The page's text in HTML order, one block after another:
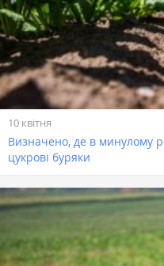
10 квітня
Визначено, де в минулому
цукрові буряки